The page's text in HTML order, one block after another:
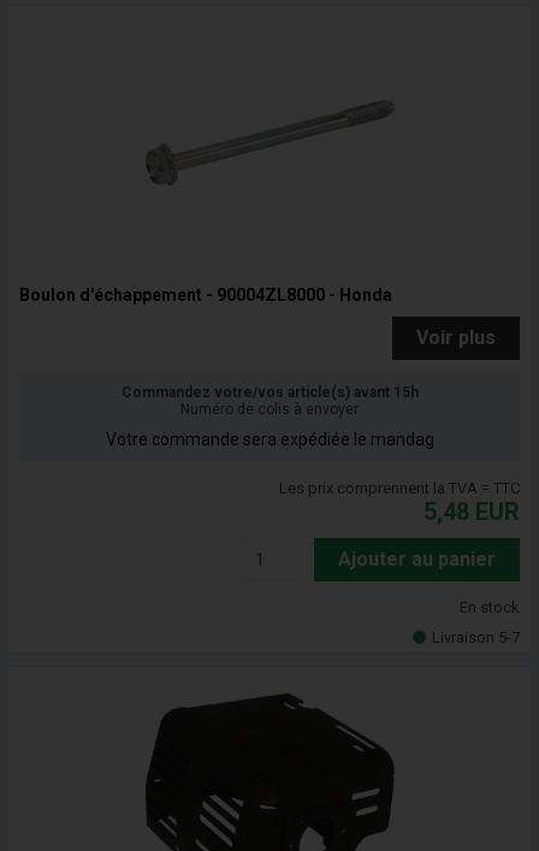
Boulon d'échappement - 90004ZL8000 - Honda
Voir plus
Commandez votre/vos article(s) avant 15h
Numéro de colis à envoyer
Votre commande sera expédiée le mandag
Les prix comprennent la TVA = TTC
5,48 EUR
Ajouter au panier
En stock
Livraison 5-7